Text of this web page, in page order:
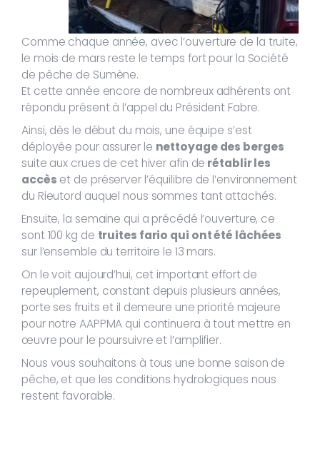
Comme chaque année, avec l’ouverture de la truite,
le mois de mars reste le temps fort pour la Société
de pêche de Sumène.
Et cette année encore de nombreux adhérents ont
répondu présent à l’appel du Président Fabre.
Ainsi, dès le début du mois, une équipe s’est
déployée pour assurer le nettoyage des berges
suite aux crues de cet hiver afin de rétablir les
accès et de préserver l’équilibre de l’environnement
du Rieutord auquel nous sommes tant attachés.
Ensuite, la semaine qui a précédé l’ouverture, ce
sont 100 kg de truites fario qui ont été lâchées
sur l’ensemble du territoire le 13 mars.
On le voit aujourd’hui, cet important effort de
repeuplement, constant depuis plusieurs années,
porte ses fruits et il demeure une priorité majeure
pour notre AAPPMA qui continuera à tout mettre en
œuvre pour le poursuivre et l’amplifier.
Nous vous souhaitons à tous une bonne saison de
pêche, et que les conditions hydrologiques nous
restent favorable.